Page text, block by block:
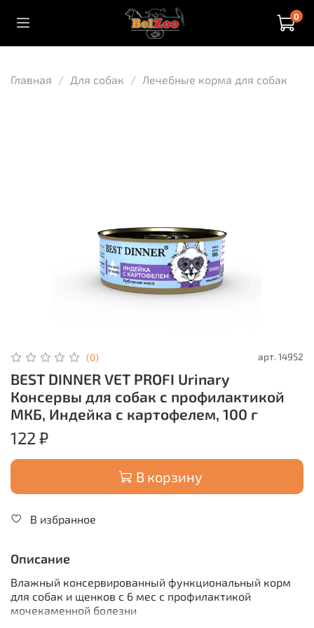
0
Главная Для собак Лечебные корма для собак
(0) арт. 14952
BEST DINNER VET PROFI Urinary
Консервы для собак с профилактикой
МКБ, Индейка с картофелем, 100 г
122 ₽
В корзину
В избранное
Описание
Влажный консервированный функциональный корм
для собак и щенков с 6 мес с профилактикой
мочекаменной болезни